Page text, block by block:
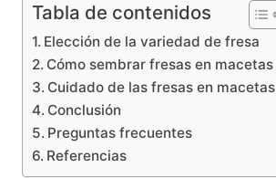
Tabla de contenidos
Elección de la variedad de fresa
Cómo sembrar fresas en macetas
Cuidado de las fresas en macetas
Conclusión
Preguntas frecuentes
Referencias